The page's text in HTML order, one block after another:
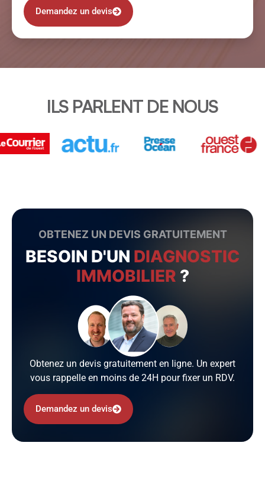
Demandez un devis
ILS PARLENT DE NOUS
OBTENEZ UN DEVIS GRATUITEMENT
BESOIN D'UN DIAGNOSTIC
IMMOBILIER ?
Obtenez un devis gratuitement en ligne. Un expert
vous rappelle en moins de 24H pour fixer un RDV.
Demandez un devis